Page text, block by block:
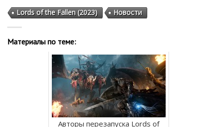
Lords of the Fallen (2023) Новости
Материалы по теме:
Авторы перезапуска Lords of